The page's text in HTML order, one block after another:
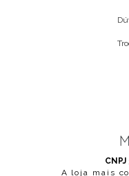
CNPJ
A loja mais